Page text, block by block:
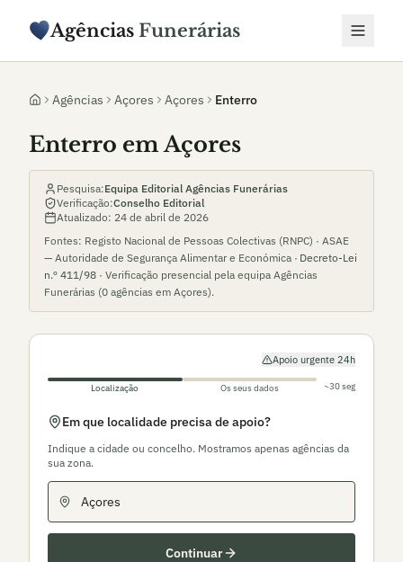
Agências Funerárias
Agências Açores Açores Enterro
Enterro em Açores
Pesquisa:Equipa Editorial Agências Funerárias
Verificação:Conselho Editorial
Atualizado: 24 de abril de 2026
Fontes: Registo Nacional de Pessoas Colectivas (RNPC) · ASAE
— Autoridade de Segurança Alimentar e Económica · Decreto-Lei
n.º 411/98 · Verificação presencial pela equipa Agências
Funerárias (0 agências em Açores).
Apoio urgente 24h
Localização Os seus dados ~30 seg
Em que localidade precisa de apoio?
Indique a cidade ou concelho. Mostramos apenas agências da
sua zona.
Continuar